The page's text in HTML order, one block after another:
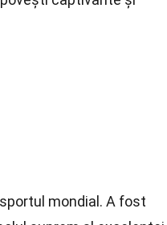
mondial. A fost